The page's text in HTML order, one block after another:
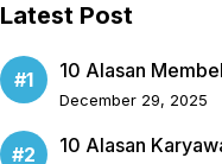
Latest Post
10 Alasan
December 29, 2025
10 Alasan